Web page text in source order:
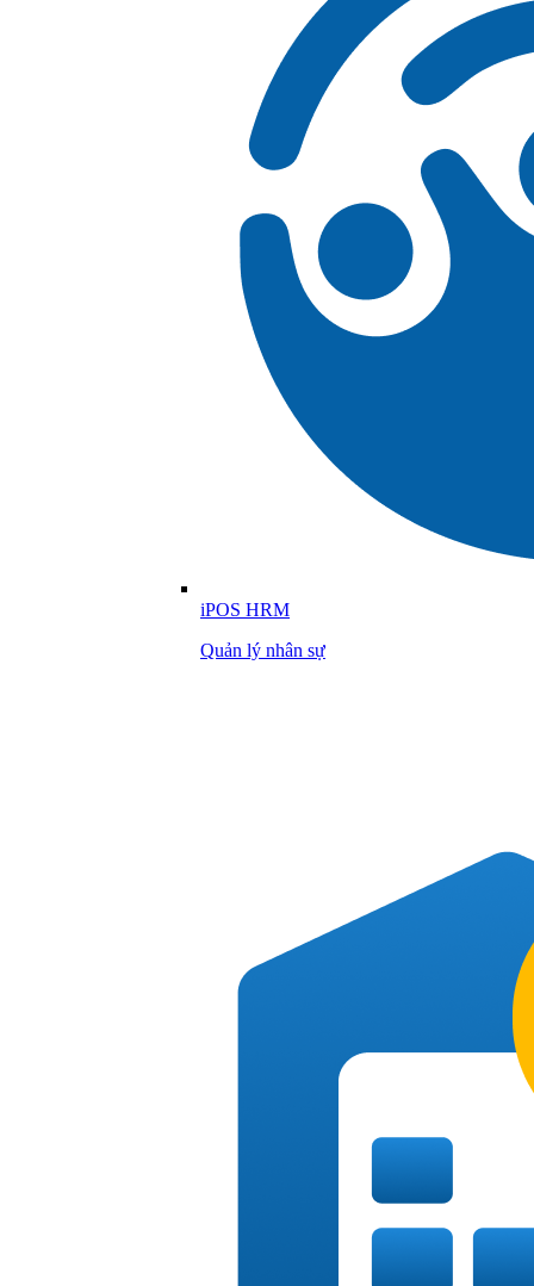
iPOS HRM
Quản lý nhân sự